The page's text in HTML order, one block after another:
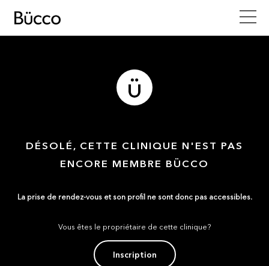
DÉSOLÉ, CETTE CLINIQUE N'EST PAS
ENCORE MEMBRE BÜCCO
La prise de rendez-vous et son profil ne sont donc pas accessibles.
Vous êtes le propriétaire de cette clinique?
Inscription